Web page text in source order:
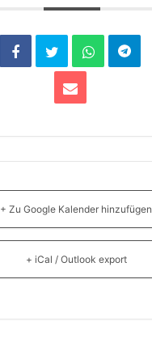
+ Zu Google Kalender hinzufügen
+ iCal / Outlook export